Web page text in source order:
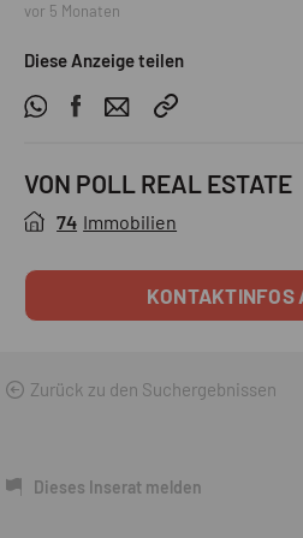
vor 5 Monaten
Diese Anzeige teilen
VON POLL REAL ESTATE
74 Immobilien
KONTAKTINFOS
Zurück zu den Suchergebnissen
Dieses Inserat melden